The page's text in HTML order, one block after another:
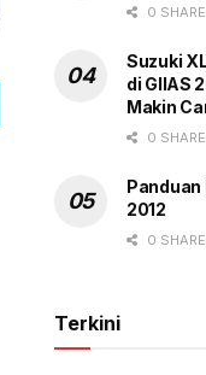
0
Suzuki
di GIIAS
Makin
0
2012
0
Terkini